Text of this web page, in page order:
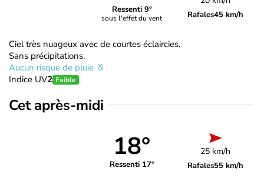
Ressenti 9°
sous l'effet du vent Rafales45 km/h
Ciel très nuageux avec de courtes éclaircies.
Sans précipitations.
Aucun risque de pluie
Indice UV2 Faible
Cet après-midi
18°
Ressenti 17°
25 km/h
Rafales55 km/h